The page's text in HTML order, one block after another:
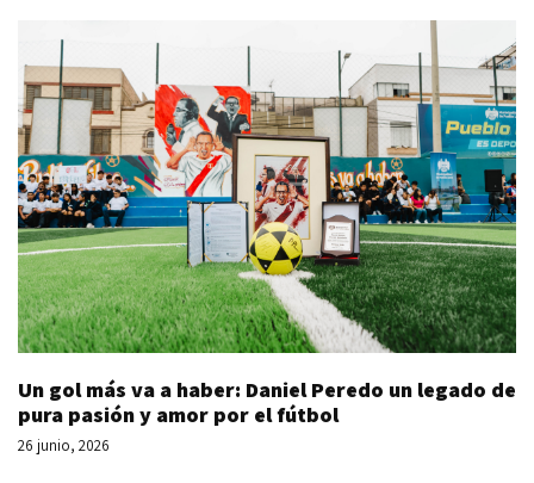
Un gol más va a haber: Daniel Peredo un legado de
pura pasión y amor por el fútbol
26 junio, 2026